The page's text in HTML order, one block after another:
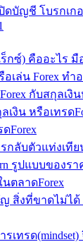
ดบัญชี โบรกเก
ร็กซ์) คืออะไร
เล่น Forex ทำ
กับสกุลเ
เงิน หรือเทรด
Forex
กลับตัวแท่งเทีย
รูปแบบของร
นตลาดForex
สิ่งที่ขาดไม่ได้
เทรด